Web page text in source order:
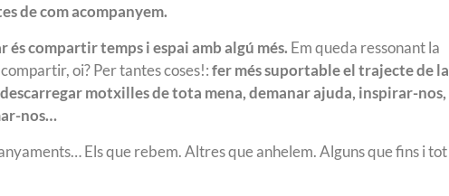
de com acompanyem.
és compartir temps i espai amb algú més. Em queda ressonant la
oi? Per tantes coses!:fer més suportable el trajecte de la
motxilles de tota mena, demanar ajuda, inspirar-nos,
nos…
Els que rebem. Altres que anhelem. Alguns que fins i tot